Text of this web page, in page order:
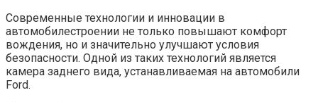
Современные технологии и инновации в
автомобилестроении не только повышают комфорт
вождения, но и значительно улучшают условия
безопасности. Одной из таких технологий является
камера заднего вида, устанавливаемая на автомобили
Ford.